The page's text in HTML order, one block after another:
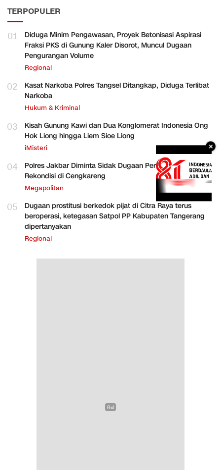
TERPOPULER
01
Diduga Minim Pengawasan, Proyek Betonisasi Aspirasi
Fraksi PKS di Gunung Kaler Disorot, Muncul Dugaan
Pengurangan Volume
Regional
02
Kasat Narkoba Polres Tangsel Ditangkap, Diduga Terlibat
Narkoba
Hukum & Kriminal
03
Kisah Gunung Kawi dan Dua Konglomerat Indonesia Ong
Hok Liong hingga Liem Sioe Liong
iMisteri
04
Polres Jakbar Diminta Sidak Dugaan Perakitan HP
Rekondisi di Cengkareng
Megapolitan
05
Dugaan prostitusi berkedok pijat di Citra Raya terus
beroperasi, ketegasan Satpol PP Kabupaten Tangerang
dipertanyakan
Regional
×